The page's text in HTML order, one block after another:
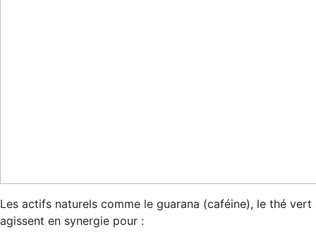
Les actifs naturels comme le guarana (caféine), le thé
agissent en synergie pour :